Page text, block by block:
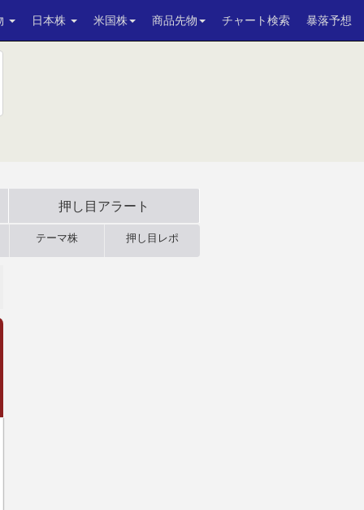
日本株 米国株 商品先物 チャート検索 暴落予想
押し目アラート
テーマ株 押し目レポ